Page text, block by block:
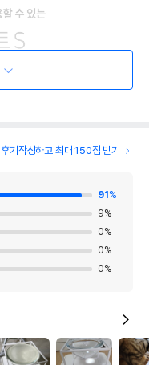
후기작성하고 최대 150점 받기
91 %
9%
0%
0%
0%